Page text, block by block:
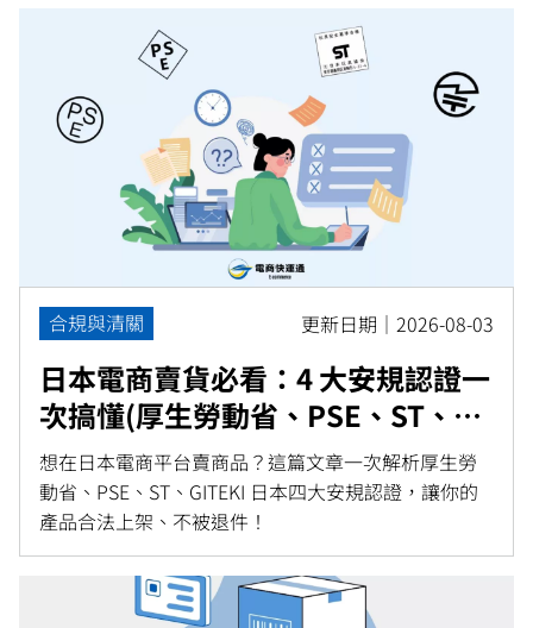
合規與清關 更新日期｜2026-08-03
日本電商賣貨必看：4 大安規認證一
次搞懂(厚生勞動省、PSE、ST、
GITEKI)
想在日本電商平台賣商品？這篇文章一次解析厚生勞
動省、PSE、ST、GITEKI 日本四大安規認證，讓你的
產品合法上架、不被退件！